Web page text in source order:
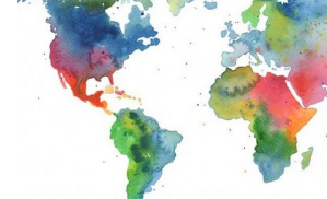
CONTACTO